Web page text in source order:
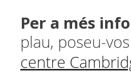
Per a més
plau, poseu-
centre